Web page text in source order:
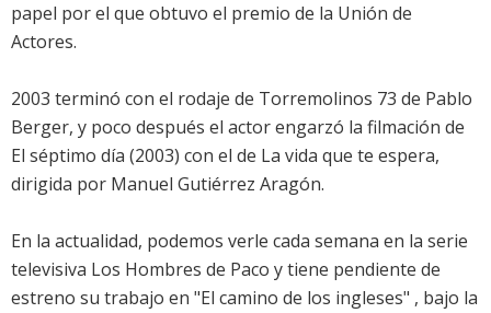
papel por el que obtuvo el premio de la Unión de
Actores.
2003 terminó con el rodaje de Torremolinos 73 de Pablo
Berger, y poco después el actor engarzó la filmación de
El séptimo día (2003) con el de La vida que te espera,
dirigida por Manuel Gutiérrez Aragón.
En la actualidad, podemos verle cada semana en la serie
televisiva Los Hombres de Paco y tiene pendiente de
estreno su trabajo en "El camino de los ingleses" , bajo la